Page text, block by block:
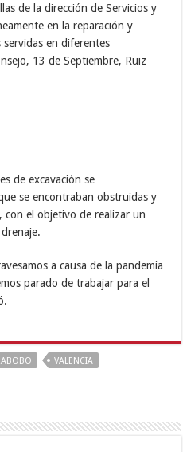
de la dirección de Servicios y
en la reparación y
en diferentes
13 de Septiembre, Ruiz
de excavación se
se encontraban obstruidas y
con el objetivo de realizar un
a causa de la pandemia
parado de trabajar para el
VALENCIA